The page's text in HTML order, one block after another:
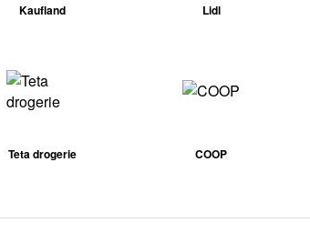
Kaufland Lidl
Teta drogerie COOP